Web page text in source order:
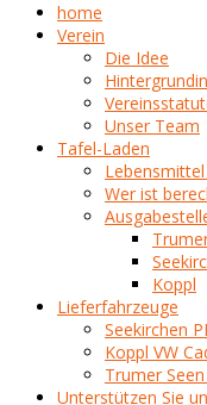
home
Verein
Die Idee
Unser Team
Tafel-Laden
Wer ist
Koppl
Lieferfahrzeuge
Seekirchen
Koppl VW
Trumer
Unterstützen Sie